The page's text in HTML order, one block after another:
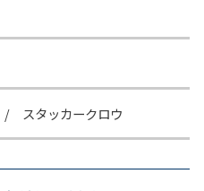
スタッカークロウ